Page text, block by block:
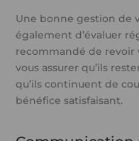
Une bonne gestion de
également d’évaluer
recommandé de
vous assurer qu’ils
qu’ils continuent de
bénéfice satisfaisant.